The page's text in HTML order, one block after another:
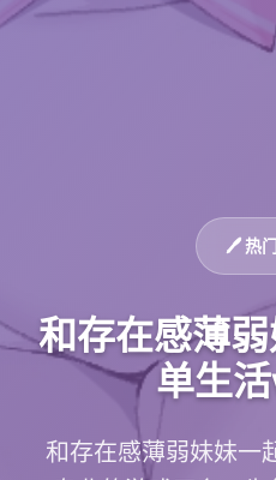
🖊️ 热
和存在感薄
单生
和存在感薄弱妹妹一